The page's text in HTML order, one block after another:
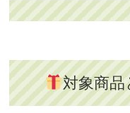
対象商